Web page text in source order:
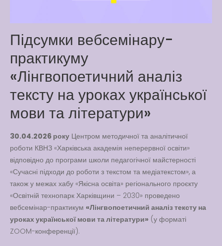
Way
New Friends Everyday at
Підсумки вебсемінару-
практикуму
«Лінгвопоетичний аналіз
тексту на уроках української
мови та літератури»
30.04.2026 року Центром методичної та аналітичної
роботи КВНЗ «Харківська академія неперервної освіти»
відповідно до програми школи педагогічної майстерності
«Сучасні підходи до роботи з текстом та медіатекстом», а
також у межах хабу «Якісна освіта» регіонального проєкту
«Освітній технопарк Харківщини – 2030» проведено
вебсемінар-практикум «Лінгвопоетичний аналіз тексту на
уроках української мови та літератури» (у форматі
ZOOM-конференції).